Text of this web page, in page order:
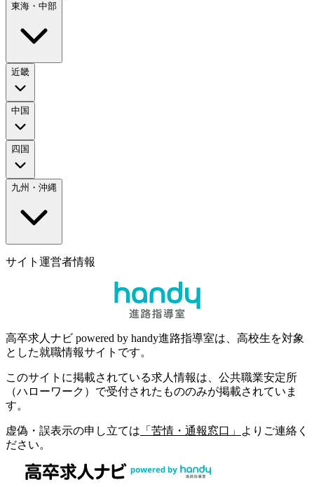
東海・中部
近畿
中国
四国
九州・沖縄
サイト運営者情報
高卒求人ナビ powered by handy進路指導室は、高校生を対象
とした就職情報サイトです。
このサイトに掲載されている求人情報は、公共職業安定所
（ハローワーク）で受付されたもののみが掲載されていま
す。
虚偽・誤表示の申し立ては 「苦情・通報窓口」
よりご連絡く
ださい。